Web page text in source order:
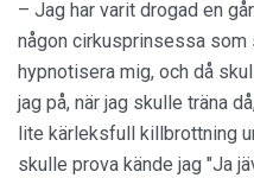
– Jag har varit drogad en
någon cirkusprinsessa som
hypnotisera mig, och då
jag på, när jag skulle träna
lite kärleksfull killbrottning
skulle prova kände jag "Ja